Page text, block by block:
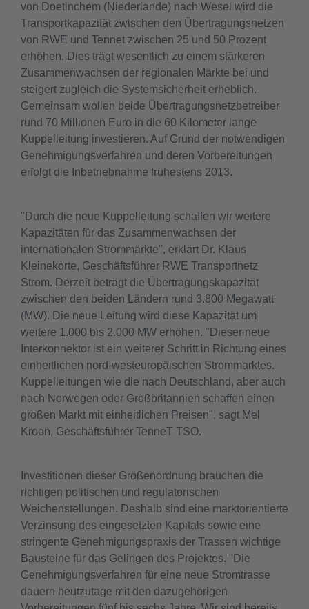
von Doetinchem (Niederlande) nach Wesel wird die
Transportkapazität zwischen den Übertragungsnetzen
von RWE und Tennet zwischen 25 und 50 Prozent
erhöhen. Dies trägt wesentlich zu einem stärkeren
Zusammenwachsen der regionalen Märkte bei und
steigert zugleich die Systemsicherheit erheblich.
Gemeinsam wollen beide Übertragungsnetzbetreiber
rund 70 Millionen Euro in die 60 Kilometer lange
Kuppelleitung investieren. Auf Grund der notwendigen
Genehmigungsverfahren und deren Vorbereitungen
erfolgt die Inbetriebnahme frühestens 2013.
"Durch die neue Kuppelleitung schaffen wir weitere
Kapazitäten für das Zusammenwachsen der
internationalen Strommärkte", erklärt Dr. Klaus
Kleinekorte, Geschäftsführer RWE Transportnetz
Strom. Derzeit beträgt die Übertragungskapazität
zwischen den beiden Ländern rund 3.800 Megawatt
(MW). Die neue Leitung wird diese Kapazität um
weitere 1.000 bis 2.000 MW erhöhen. "Dieser neue
Interkonnektor ist ein weiterer Schritt in Richtung eines
einheitlichen nord-westeuropäischen Strommarktes.
Kuppelleitungen wie die nach Deutschland, aber auch
nach Norwegen oder Großbritannien schaffen einen
großen Markt mit einheitlichen Preisen", sagt Mel
Kroon, Geschäftsführer TenneT TSO.
Investitionen dieser Größenordnung brauchen die
richtigen politischen und regulatorischen
Weichenstellungen. Deshalb sind eine marktorientierte
Verzinsung des eingesetzten Kapitals sowie eine
stringente Genehmigungspraxis der Trassen wichtige
Bausteine für das Gelingen des Projektes. "Die
Genehmigungsverfahren für eine neue Stromtrasse
dauern heutzutage mit den dazugehörigen